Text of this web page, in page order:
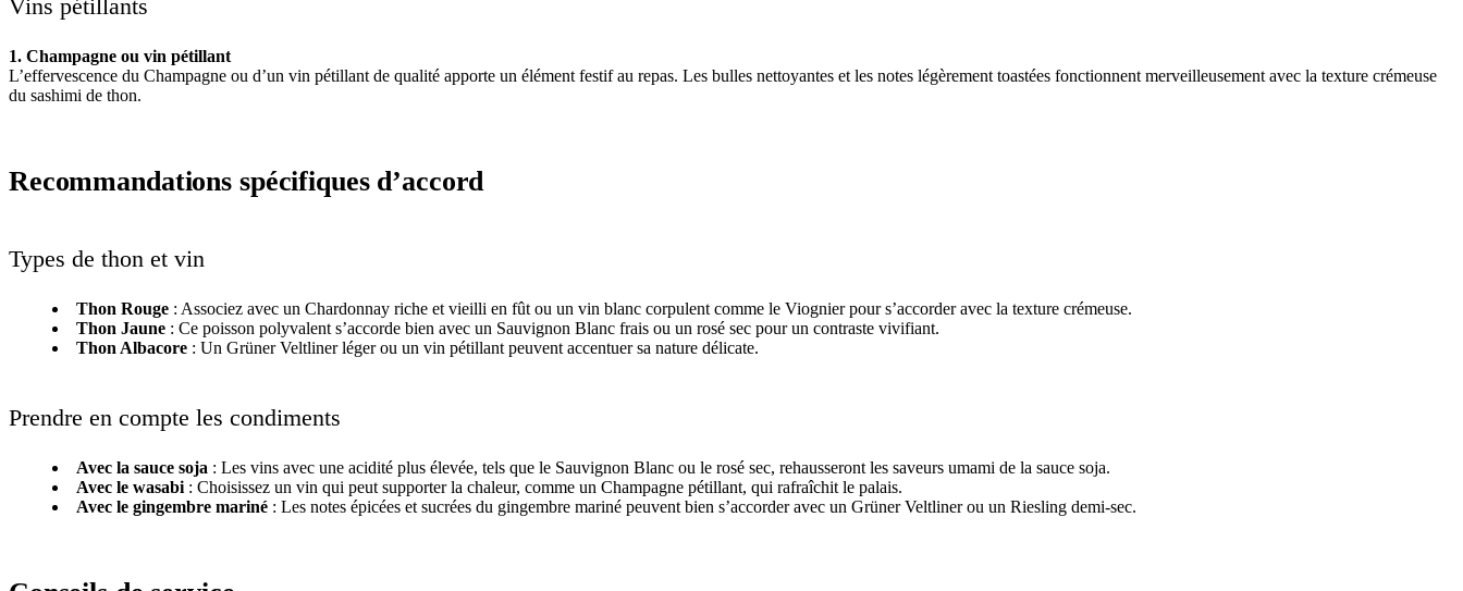
Vins pétillants
1. Champagne ou vin pétillant
L’effervescence du Champagne ou d’un vin pétillant de qualité apporte un élément festif au repas. Les bulles nettoyantes et les notes légèrement toastées fonctionnent merveilleusement avec la texture crémeuse
du sashimi de thon.
Recommandations spécifiques d’accord
Types de thon et vin
Thon Rouge : Associez avec un Chardonnay riche et vieilli en fût ou un vin blanc corpulent comme le Viognier pour s’accorder avec la texture crémeuse.
Thon Jaune : Ce poisson polyvalent s’accorde bien avec un Sauvignon Blanc frais ou un rosé sec pour un contraste vivifiant.
Thon Albacore : Un Grüner Veltliner léger ou un vin pétillant peuvent accentuer sa nature délicate.
Prendre en compte les condiments
Avec la sauce soja : Les vins avec une acidité plus élevée, tels que le Sauvignon Blanc ou le rosé sec, rehausseront les saveurs umami de la sauce soja.
Avec le wasabi : Choisissez un vin qui peut supporter la chaleur, comme un Champagne pétillant, qui rafraîchit le palais.
Avec le gingembre mariné : Les notes épicées et sucrées du gingembre mariné peuvent bien s’accorder avec un Grüner Veltliner ou un Riesling demi-sec.